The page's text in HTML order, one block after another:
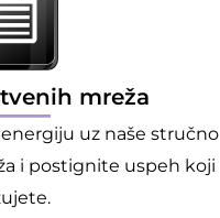
mreža
uz naše stručno
i postignite uspeh koji